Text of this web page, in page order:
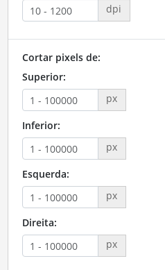
dpi
Cortar pixels de:
Superior:
px
Inferior:
px
Esquerda:
px
Direita:
px